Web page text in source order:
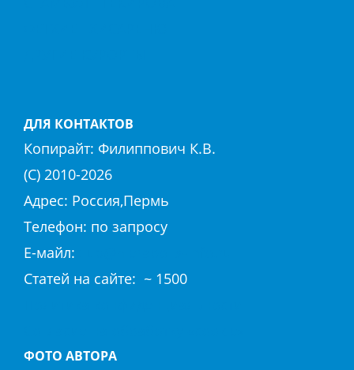
ДЛЯ КОНТАКТОВ
Копирайт: Филиппович К.В.
(С) 2010-2026
Адрес: Россия,Пермь
Телефон: по запросу
E-майл:
Cтaтeй нa caйтe: ~ 1500
ФОТО АВТОРА